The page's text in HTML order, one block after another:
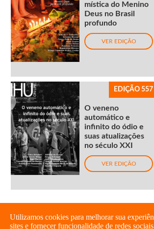
mística do Menino
Deus no Brasil
profundo
VER EDIÇÃO
EDIÇÃO 557
O veneno
automático e
infinito do ódio e
suas atualizações
no século XXI
VER EDIÇÃO
Utilizamos cookies para melhorar sua
sites e fornecer funcionalidade de redes